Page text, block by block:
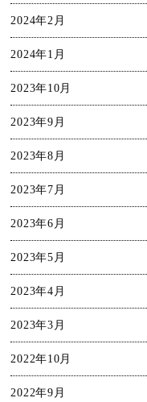
2024年2月
2024年1月
2023年10月
2023年9月
2023年8月
2023年7月
2023年6月
2023年5月
2023年4月
2023年3月
2022年10月
2022年9月